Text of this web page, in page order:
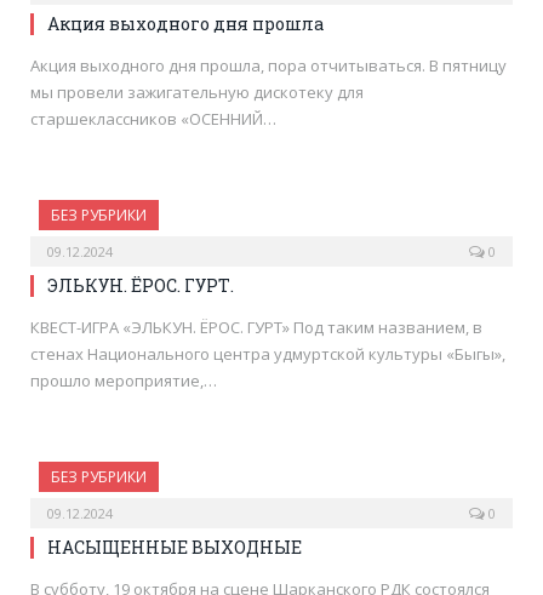
Акция выходного дня прошла
Акция выходного дня прошла, пора отчитываться. В пятницу
мы провели зажигательную дискотеку для
старшеклассников «ОСЕННИЙ…
БЕЗ РУБРИКИ
09.12.2024 0
ЭЛЬКУН. ЁРОС. ГУРТ.
КВЕСТ-ИГРА «ЭЛЬКУН. ЁРОС. ГУРТ» Под таким названием, в
стенах Национального центра удмуртской культуры «Быгы»,
прошло мероприятие,…
БЕЗ РУБРИКИ
09.12.2024 0
НАСЫЩЕННЫЕ ВЫХОДНЫЕ
В субботу, 19 октября на сцене Шарканского РДК состоялся